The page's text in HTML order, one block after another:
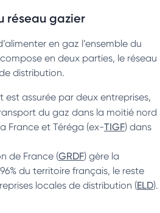
réseau gazier
en gaz l’ensemble du
en deux parties, le réseau
distribution.
assurée par deux entreprises,
du gaz dans la moitié nord
France et Téréga (ex-TIGF) dans
de France (GRDF) gère la
du territoire français, le reste
locales de distribution (ELD).